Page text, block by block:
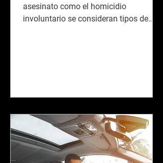
homicio involuntario?
asesinato como el homicidio
involuntario se consideran tipos de